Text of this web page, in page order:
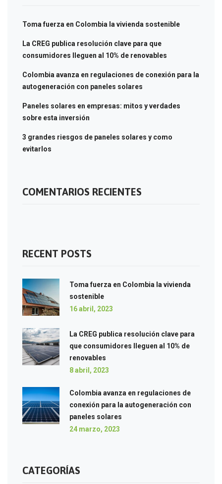
Toma fuerza en Colombia la vivienda sostenible
La CREG publica resolución clave para que
consumidores lleguen al 10% de renovables
Colombia avanza en regulaciones de conexión para la
autogeneración con paneles solares
Paneles solares en empresas: mitos y verdades
sobre esta inversión
3 grandes riesgos de paneles solares y como
evitarlos
COMENTARIOS RECIENTES
RECENT POSTS
Toma fuerza en Colombia la vivienda
sostenible
16 abril, 2023
La CREG publica resolución clave para
que consumidores lleguen al 10% de
renovables
8 abril, 2023
Colombia avanza en regulaciones de
conexión para la autogeneración con
paneles solares
24 marzo, 2023
CATEGORÍAS